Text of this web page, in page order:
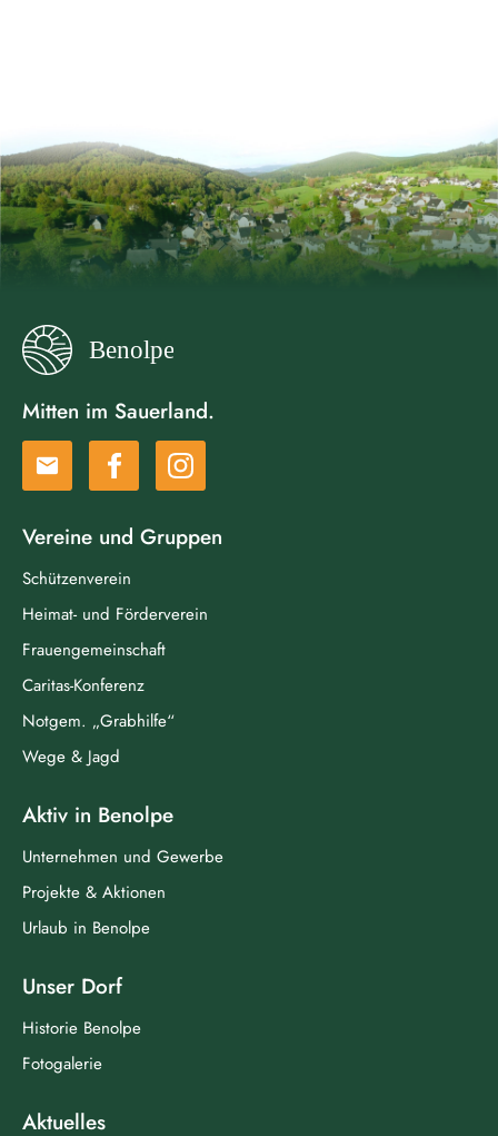
Mitten im Sauerland.
email
Vereine und Gruppen
Schützenverein
Heimat- und Förderverein
Frauengemeinschaft
Caritas-Konferenz
Notgem. „Grabhilfe“
Wege & Jagd
Aktiv in Benolpe
Unternehmen und Gewerbe
Projekte & Aktionen
Urlaub in Benolpe
Unser Dorf
Historie Benolpe
Fotogalerie
Aktuelles